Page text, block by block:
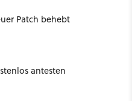
Patch behebt
antesten